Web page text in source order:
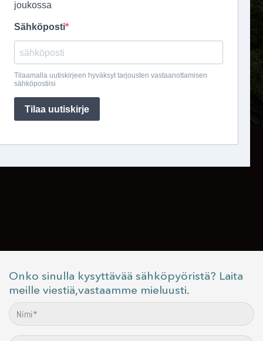
Onko sinulla kysyttävää sähköpyöristä? Laita
meille viestiä,vastaamme mieluusti.